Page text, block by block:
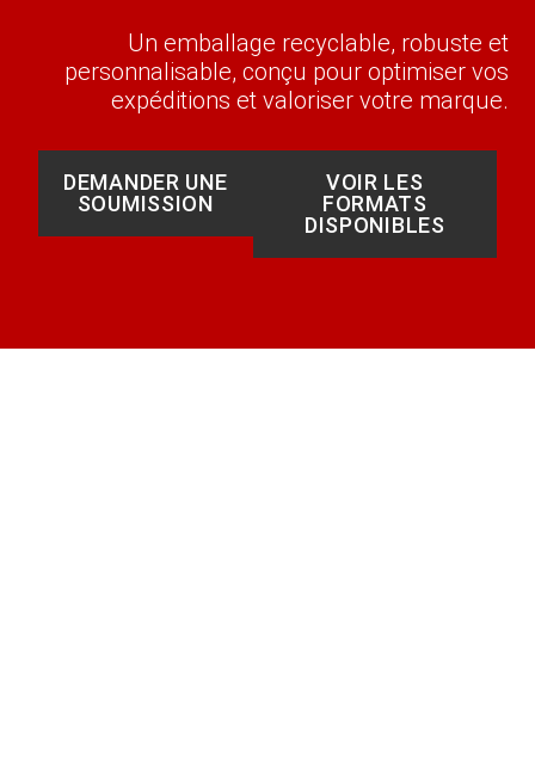
Un emballage recyclable, robuste et
personnalisable, conçu pour optimiser vos
expéditions et valoriser votre marque.
DEMANDER UNE
SOUMISSION
VOIR LES
FORMATS
DISPONIBLES